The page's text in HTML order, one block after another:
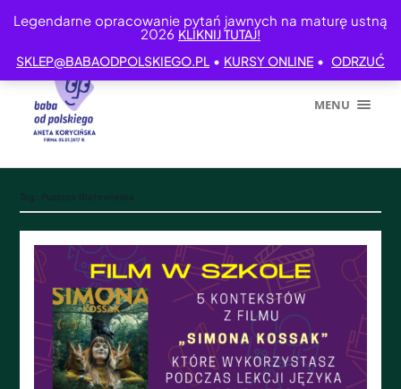
Legendarne opracowanie pytań jawnych na maturę ustną
2026 KLIKNIJ TUTAJ!
SKLEP@BABAODPOLSKIEGO.PL • KURSY ONLINE • ODRZUĆ
MENU